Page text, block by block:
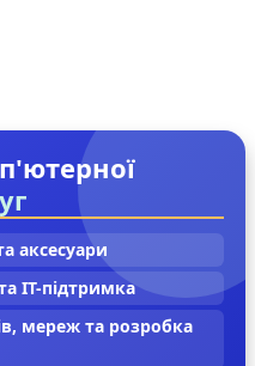
аксесуари
IT-підтримка
мереж та розробка